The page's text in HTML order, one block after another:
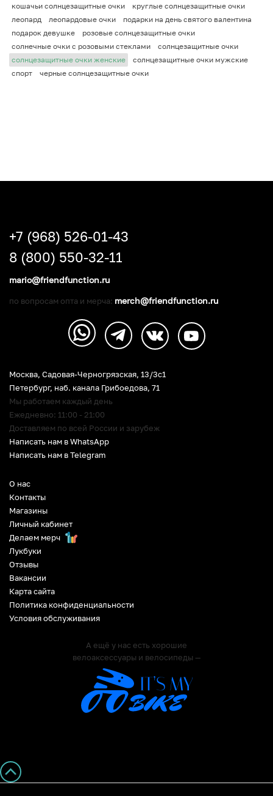
кошачьи солнцезащитные очки
круглые солнцезащитные очки
леопард
леопардовые очки
подарки на день святого валентина
подарок девушке
розовые солнцезащитные очки
солнечные очки с розовыми стеклами
солнцезащитные очки
солнцезащитные очки женские
солнцезащитные очки мужские
спорт
черные солнцезащитные очки
О нас
Контакты
Магазины
Личный кабинет
Делаем мерч
Лукбуки
Отзывы
Вакансии
Карта сайта
Политика конфиденциальности
Условия обслуживания
А ещё у нас есть хорошие
велоаксессуары и велосипеды —
Москва, Садовая-Черногрязская, 13/3c1
Петербург, наб. канала Грибоедова, 71
Мы работаем каждый день
Ежедневно: 11:00 - 21:00
Доставляем по всей России и зарубеж
Написать нам в WhatsApp
Написать нам в Telegram
+7 (968) 526-01-43
8 (800) 550-32-11
mario@friendfunction.ru
по вопросам опта и мерча: merch@friendfunction.ru